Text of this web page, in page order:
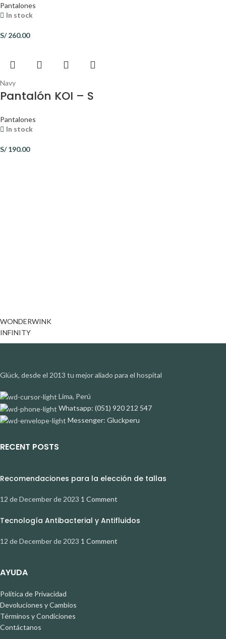
Pantalones
In stock
S/260.00
Navy
Pantalón KOI – S
Pantalones
In stock
S/190.00
WONDERWINK
INFINITY
Glück, desde el 2013 tu mejor aliado para el hospital
Lima, Perú
Whatsapp: (051) 920 212 547
Messenger: Gluckperu
RECENT POSTS
Recomendaciones para la elección de tallas
12 de December de 2023 1 Comment
Tecnología Antibacterial y Antifluidos
12 de December de 2023 1 Comment
AYUDA
Política de Privacidad
Devoluciones y Cambios
Términos y Condiciones
Contáctanos